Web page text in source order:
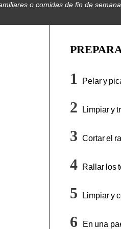
o comidas de fin de
Pelar y
Limpiar y
Cortar el
Rallar los
Limpiar y
En una